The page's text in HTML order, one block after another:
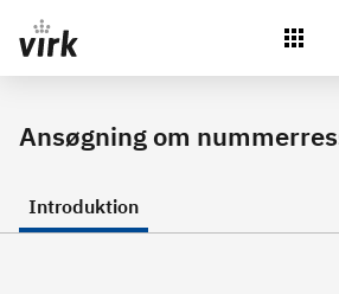
Gå direkte til indhold
Ansøgning om
Introduktion